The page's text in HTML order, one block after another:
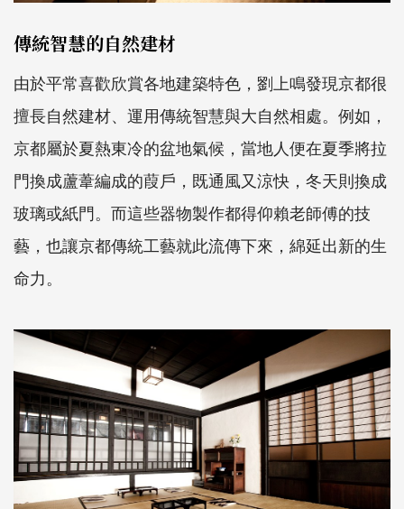
傳統智慧的自然建材
由於平常喜歡欣賞各地建築特色，劉上鳴發現京都很
擅長自然建材、運用傳統智慧與大自然相處。例如，
京都屬於夏熱東冷的盆地氣候，當地人便在夏季將拉
門換成蘆葦編成的葭戶，既通風又涼快，冬天則換成
玻璃或紙門。而這些器物製作都得仰賴老師傅的技
藝，也讓京都傳統工藝就此流傳下來，綿延出新的生
命力。